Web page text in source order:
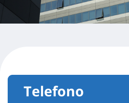
Telefono